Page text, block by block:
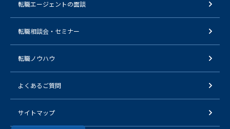
転職エージェントの面談
転職相談会・セミナー
転職ノウハウ
よくあるご質問
サイトマップ